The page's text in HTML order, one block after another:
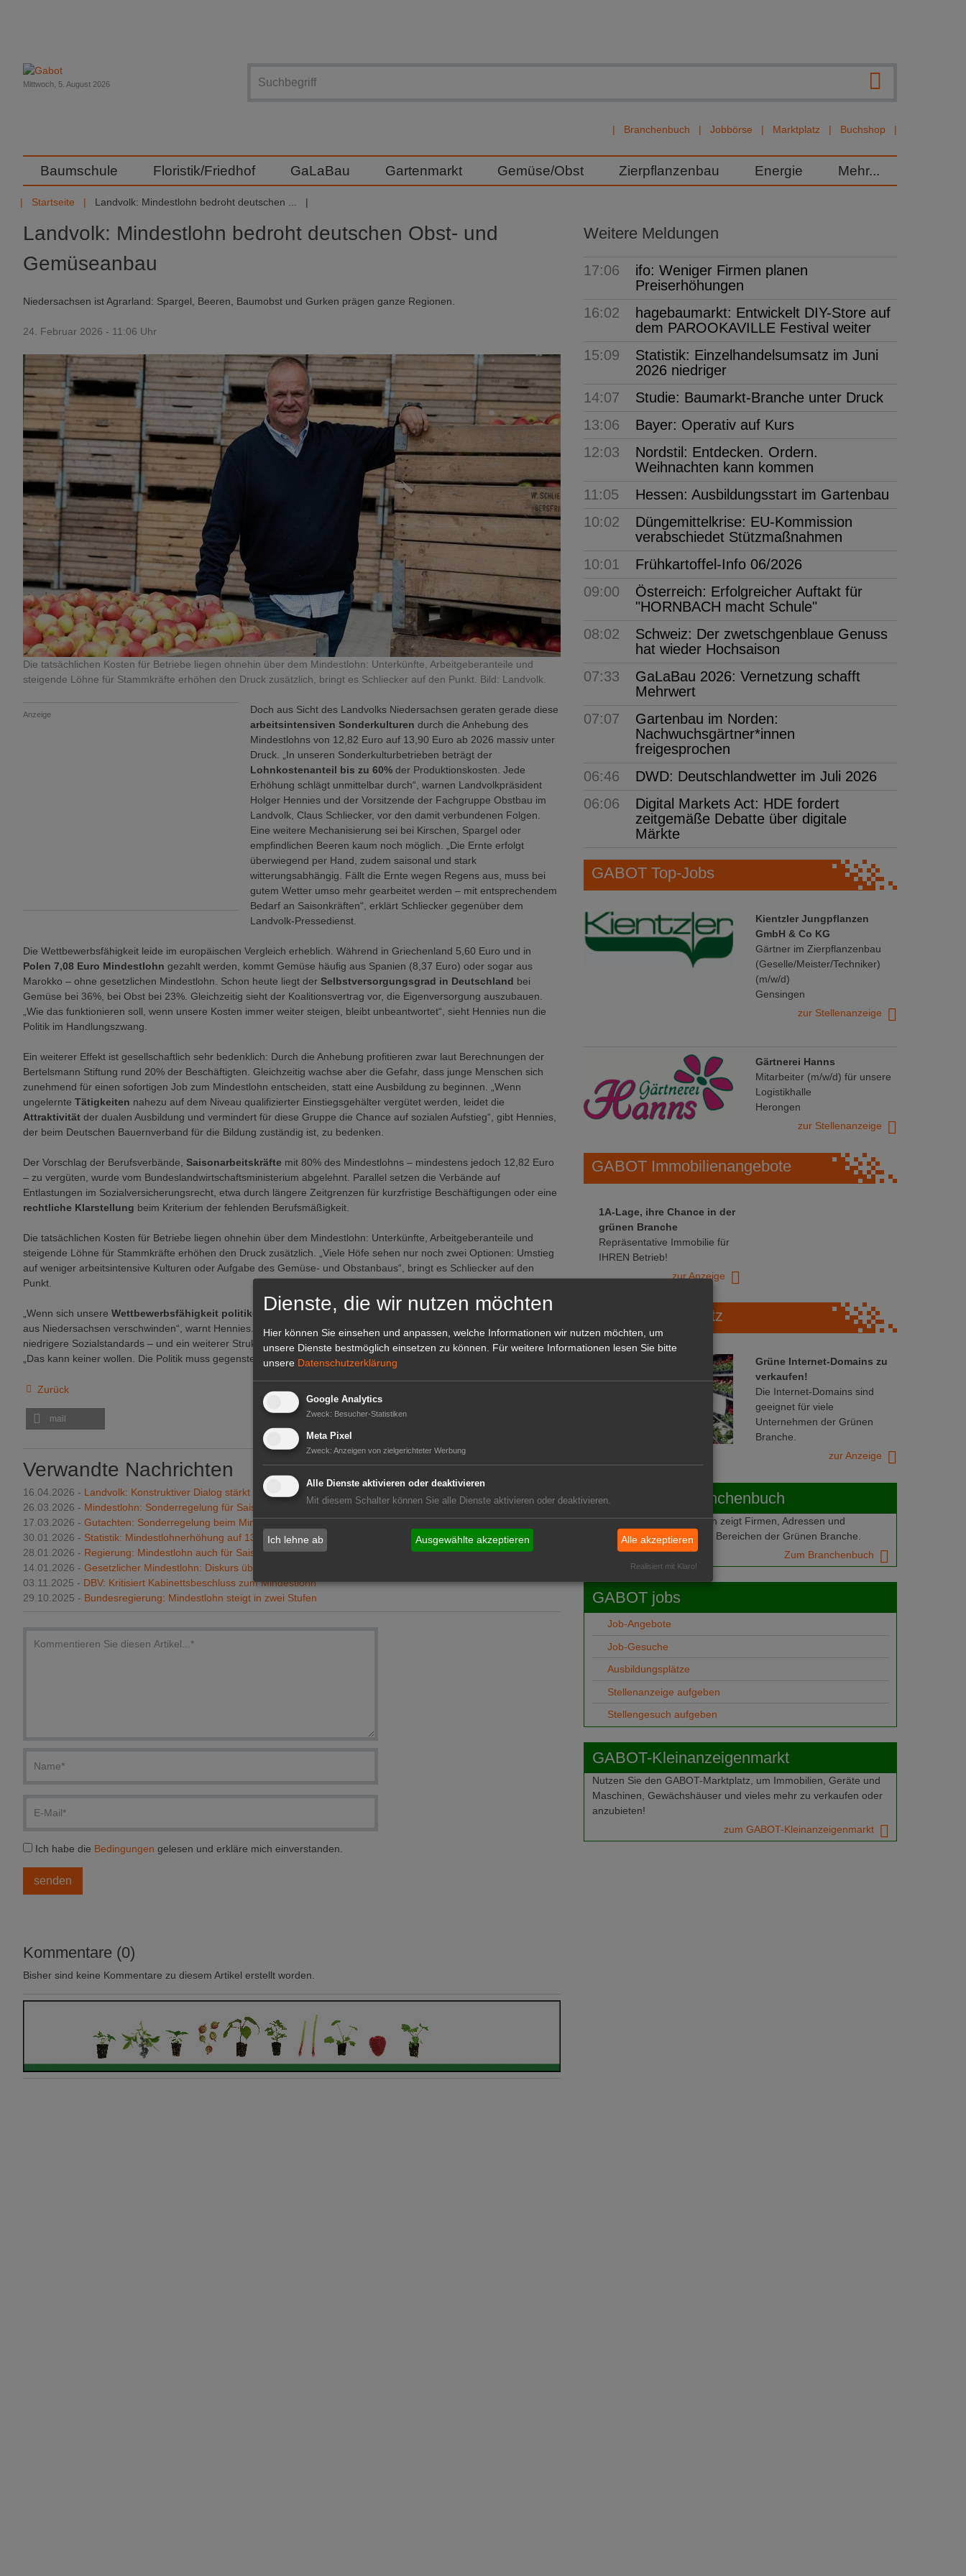
Branchenbuch Jobbörse Marktplatz Buchshop
Mittwoch, 5. August 2026
Baumschule Floristik/Friedhof GaLaBau Gartenmarkt Gemüse/Obst Zierpflanzenbau Energie Mehr...
Startseite Landvolk: Mindestlohn bedroht deutschen ...
Landvolk: Mindestlohn bedroht deutschen Obst- und
Gemüseanbau
Niedersachsen ist Agrarland: Spargel, Beeren, Baumobst und Gurken prägen ganze Regionen.
24. Februar 2026 - 11:06 Uhr
Die tatsächlichen Kosten für Betriebe liegen ohnehin über dem Mindestlohn: Unterkünfte, Arbeitgeberanteile und
steigende Löhne für Stammkräfte erhöhen den Druck zusätzlich, bringt es Schliecker auf den Punkt. Bild: Landvolk.
Anzeige
Doch aus Sicht des Landvolks Niedersachsen geraten gerade diese
arbeitsintensiven Sonderkulturen durch die Anhebung des
Mindestlohns von 12,82 Euro auf 13,90 Euro ab 2026 massiv unter
Druck. „In unseren Sonderkulturbetrieben beträgt der
Lohnkostenanteil bis zu 60% der Produktionskosten. Jede
Erhöhung schlägt unmittelbar durch“, warnen Landvolkpräsident
Holger Hennies und der Vorsitzende der Fachgruppe Obstbau im
Landvolk, Claus Schliecker, vor den damit verbundenen Folgen.
Eine weitere Mechanisierung sei bei Kirschen, Spargel oder
empfindlichen Beeren kaum noch möglich. „Die Ernte erfolgt
überwiegend per Hand, zudem saisonal und stark
witterungsabhängig. Fällt die Ernte wegen Regens aus, muss bei
gutem Wetter umso mehr gearbeitet werden – mit entsprechendem
Bedarf an Saisonkräften“, erklärt Schliecker gegenüber dem
Landvolk-Pressedienst.
Die Wettbewerbsfähigkeit leide im europäischen Vergleich erheblich. Während in Griechenland 5,60 Euro und in
Polen 7,08 Euro Mindestlohn gezahlt werden, kommt Gemüse häufig aus Spanien (8,37 Euro) oder sogar aus
Marokko – ohne gesetzlichen Mindestlohn. Schon heute liegt der Selbstversorgungsgrad in Deutschland bei
Gemüse bei 36%, bei Obst bei 23%. Gleichzeitig sieht der Koalitionsvertrag vor, die Eigenversorgung auszubauen.
„Wie das funktionieren soll, wenn unsere Kosten immer weiter steigen, bleibt unbeantwortet“, sieht Hennies nun die
Politik im Handlungszwang.
Ein weiterer Effekt ist gesellschaftlich sehr bedenklich: Durch die Anhebung profitieren zwar laut Berechnungen der
Bertelsmann Stiftung rund 20% der Beschäftigten. Gleichzeitig wachse aber die Gefahr, dass junge Menschen sich
zunehmend für einen sofortigen Job zum Mindestlohn entscheiden, statt eine Ausbildung zu beginnen. „Wenn
ungelernte Tätigkeiten nahezu auf dem Niveau qualifizierter Einstiegsgehälter vergütet werden, leidet die
Attraktivität der dualen Ausbildung und vermindert für diese Gruppe die Chance auf sozialen Aufstieg“, gibt Hennies,
der beim Deutschen Bauernverband für die Bildung zuständig ist, zu bedenken.
Der Vorschlag der Berufsverbände, Saisonarbeitskräfte mit 80% des Mindestlohns – mindestens jedoch 12,82 Euro
– zu vergüten, wurde vom Bundeslandwirtschaftsministerium abgelehnt. Parallel setzen die Verbände auf
Entlastungen im Sozialversicherungsrecht, etwa durch längere Zeitgrenzen für kurzfristige Beschäftigungen oder eine
rechtliche Klarstellung beim Kriterium der fehlenden Berufsmäßigkeit.
Die tatsächlichen Kosten für Betriebe liegen ohnehin über dem Mindestlohn: Unterkünfte, Arbeitgeberanteile und
steigende Löhne für Stammkräfte erhöhen den Druck zusätzlich. „Viele Höfe sehen nur noch zwei Optionen: Umstieg
auf weniger arbeitsintensive Kulturen oder Aufgabe des Gemüse- und Obstanbaus“, bringt es Schliecker auf den
Punkt.
„Wenn sich unsere Wettbewerbsfähigkeit politikgetriebenimmer mehr verschlechtert , werden Sonderkulturen
aus Niedersachsen verschwinden“, warnt Hennies. Die Folgen wären mehr Importe, längere Transportwege,
niedrigere Sozialstandards – und ein weiterer Strukturwandel zulasten regionaler Wertschöpfung und Arbeitsplätze.
„Das kann keiner wollen. Die Politik muss gegensteuern!“, fordern Hennies und Schliecker abschließend. (LPD)
Zurück
mail
Verwandte Nachrichten
16.04.2026 - Landvolk: Konstruktiver Dialog stärkt die Landwirtschaft
26.03.2026 - Mindestlohn: Sonderregelung für Saisonarbeitskräfte ist zulässig
17.03.2026 - Gutachten: Sonderregelung beim Mindestlohn zulässig
30.01.2026 - Statistik: Mindestlohnerhöhung auf 13,90 Euro betraf bis zu 4,8 Mio. Jobs
28.01.2026 - Regierung: Mindestlohn auch für Saisonarbeitskräfte
14.01.2026 - Gesetzlicher Mindestlohn: Diskurs über Referenzwert
03.11.2025 - DBV: Kritisiert Kabinettsbeschluss zum Mindestlohn
29.10.2025 - Bundesregierung: Mindestlohn steigt in zwei Stufen
Ich habe die Bedingungen gelesen und erkläre mich einverstanden.
Kommentare (0)
Bisher sind keine Kommentare zu diesem Artikel erstellt worden.
Weitere Meldungen
17:06
ifo: Weniger Firmen planen
Preiserhöhungen
16:02
hagebaumarkt: Entwickelt DIY-Store auf
dem PAROOKAVILLE Festival weiter
15:09
Statistik: Einzelhandelsumsatz im Juni
2026 niedriger
14:07
Studie: Baumarkt-Branche unter Druck
13:06
Bayer: Operativ auf Kurs
12:03
Nordstil: Entdecken. Ordern.
Weihnachten kann kommen
11:05
Hessen: Ausbildungsstart im Gartenbau
10:02
Düngemittelkrise: EU-Kommission
verabschiedet Stützmaßnahmen
10:01
Frühkartoffel-Info 06/2026
09:00
Österreich: Erfolgreicher Auftakt für
"HORNBACH macht Schule"
08:02
Schweiz: Der zwetschgenblaue Genuss
hat wieder Hochsaison
07:33
GaLaBau 2026: Vernetzung schafft
Mehrwert
07:07
Gartenbau im Norden:
Nachwuchsgärtner*innen
freigesprochen
06:46
DWD: Deutschlandwetter im Juli 2026
06:06
Digital Markets Act: HDE fordert
zeitgemäße Debatte über digitale
Märkte
GABOT Top-Jobs
Kientzler Jungpflanzen
GmbH & Co KG
Gärtner im Zierpflanzenbau
(Geselle/Meister/Techniker)
(m/w/d)
Gensingen
zur Stellenanzeige
Gärtnerei Hanns
Mitarbeiter (m/w/d) für unsere
Logistikhalle
Herongen
zur Stellenanzeige
GABOT Immobilienangebote
1A-Lage, ihre Chance in der
grünen Branche
Repräsentative Immobilie für
IHREN Betrieb!
zur Anzeige
GABOT Marktplatz
Grüne Internet-Domains zu
verkaufen!
Die Internet-Domains sind
geeignet für viele
Unternehmen der Grünen
Branche.
zur Anzeige
Das GABOT-Branchenbuch
Das GABOT-Branchenbuch zeigt Firmen, Adressen und
Telefonnummern aus allen Bereichen der Grünen Branche.
Zum Branchenbuch
GABOT jobs
Job-Angebote
Job-Gesuche
Ausbildungsplätze
Stellenanzeige aufgeben
Stellengesuch aufgeben
GABOT-Kleinanzeigenmarkt
Nutzen Sie den GABOT-Marktplatz, um Immobilien, Geräte und
Maschinen, Gewächshäuser und vieles mehr zu verkaufen oder
anzubieten!
zum GABOT-Kleinanzeigenmarkt
Dienste, die wir nutzen möchten
Hier können Sie einsehen und anpassen, welche Informationen wir nutzen möchten, um
unsere Dienste bestmöglich einsetzen zu können.
Für weitere Informationen lesen Sie bitte
unsere Datenschutzerklärung
Google Analytics
Zweck: Besucher-Statistiken
Meta Pixel
Zweck: Anzeigen von zielgerichteter Werbung
Alle Dienste aktivieren oder deaktivieren
Mit diesem Schalter können Sie alle Dienste aktivieren oder deaktivieren.
Ich lehne ab Ausgewählte akzeptieren Alle akzeptieren
Realisiert mit Klaro!